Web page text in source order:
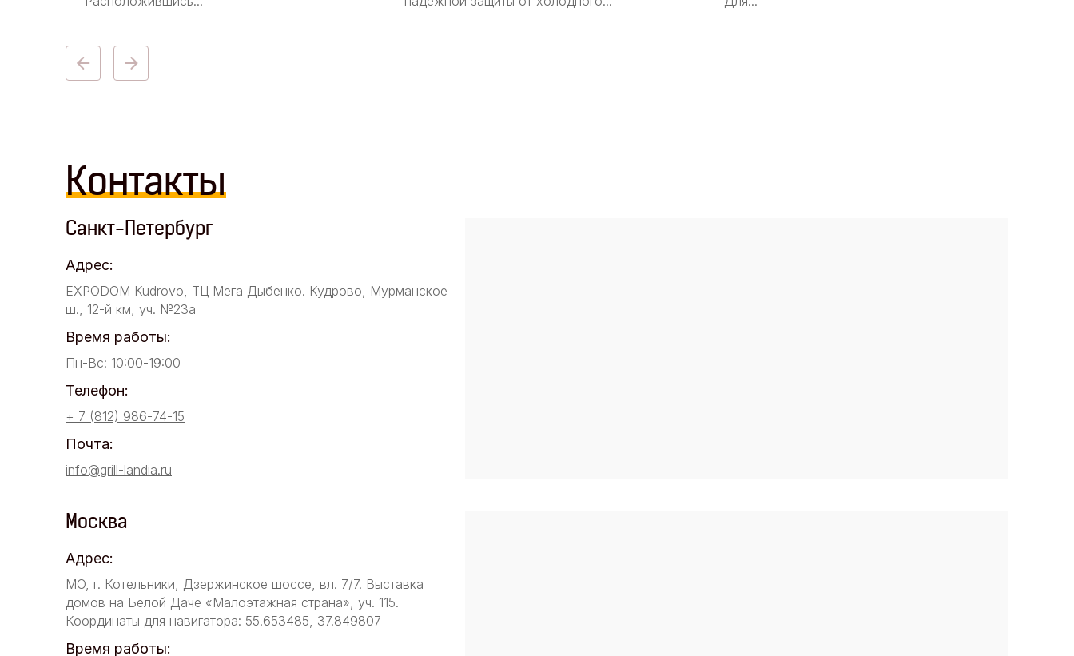
Контакты
Санкт-Петербург
Адрес:
EXPODOM Kudrovo, ТЦ Мега Дыбенко. Кудрово, Мурманское
ш., 12-й км, уч. №23а
Время работы:
Пн-Вс: 10:00-19:00
Телефон:
+ 7 (812) 986-74-15
Почта:
info@grill-landia.ru
Москва
Адрес:
МО, г. Котельники, Дзержинское шоссе, вл. 7/7. Выставка
домов на Белой Даче «Малоэтажная страна», уч. 115.
Координаты для навигатора: 55.653485, 37.849807
Время работы: